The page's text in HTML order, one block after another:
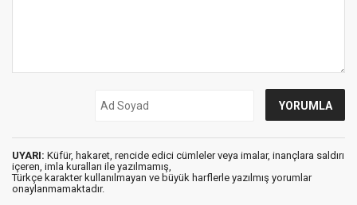
UYARI: Küfür, hakaret, rencide edici cümleler veya imalar, inançlara saldırı
içeren, imla kuralları ile yazılmamış,
Türkçe karakter kullanılmayan ve büyük harflerle yazılmış yorumlar
onaylanmamaktadır.